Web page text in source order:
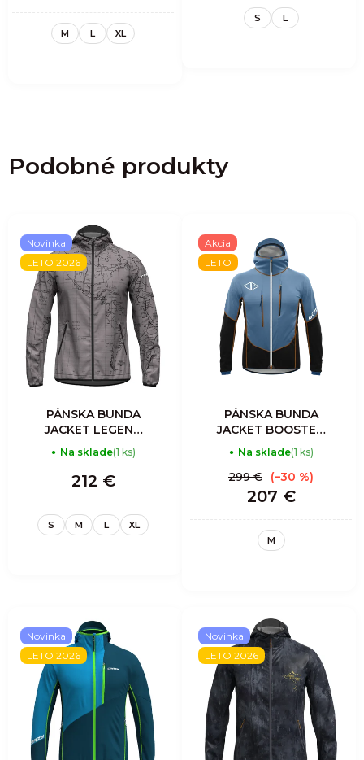
M L XL
S L
Podobné produkty
Novinka
LETO 2026
PÁNSKA BUNDA
JACKET LEGEND
SHELL - WANT FLY
Na sklade(1 ks)
212 €
S M L XL
Akcia
LETO
PÁNSKA BUNDA
JACKET BOOSTED
PROOF MAN -
ORIENTE
Na sklade(1 ks)
207 €
299 € (–30 %)
M
Novinka
LETO 2026
Novinka
LETO 2026